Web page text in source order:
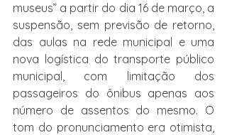
museus” a partir do dia 16 de março, a
suspensão, sem previsão de retorno,
das aulas na rede municipal e uma
nova logística do transporte público
municipal, com limitação dos
passageiros do ônibus apenas aos
número de assentos do mesmo. O
tom do pronunciamento era otimista,